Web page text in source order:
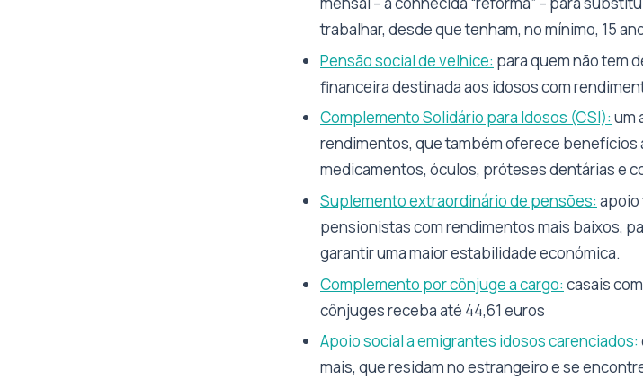
trabalhar, desde que tenham, no mínimo, 15
Pensão social de velhice: para quem não tem
financeira destinada aos idosos com
Complemento Solidário para Idosos (CSI): um
rendimentos, que também oferece benefícios
medicamentos, óculos, próteses dentárias e
Suplemento extraordinário de pensões: apoio
pensionistas com rendimentos mais baixos,
garantir uma maior estabilidade económica.
Complemento por cônjuge a cargo: casais
cônjuges receba até 44,61 euros
Apoio social a emigrantes idosos carenciados:
mais, que residam no estrangeiro e se